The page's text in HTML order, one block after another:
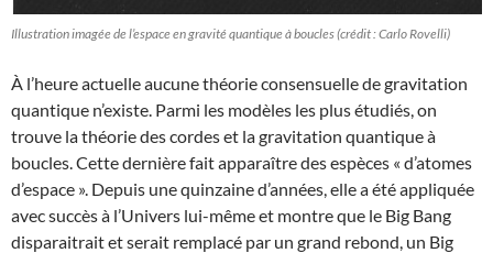
Illustration imagée de l’espace en gravité quantique à boucles (crédit : Carlo Rovelli)
À l’heure actuelle aucune théorie consensuelle de gravitation
quantique n’existe. Parmi les modèles les plus étudiés, on
trouve la théorie des cordes et la gravitation quantique à
boucles. Cette dernière fait apparaître des espèces « d’atomes
d’espace ». Depuis une quinzaine d’années, elle a été appliquée
avec succès à l’Univers lui-même et montre que le Big Bang
disparaitrait et serait remplacé par un grand rebond, un Big